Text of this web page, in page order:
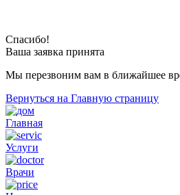
Спасибо!
Ваша заявка принята
Мы перезвоним вам в ближайшее
Вернуться на Главную страницу
Главная
Услуги
Врачи